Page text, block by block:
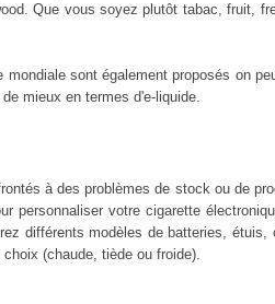
Que vous soyez plutôt tabac, fruit,
mondiale sont également proposés on
mieux en termes d'e-liquide.
à des problèmes de stock ou de
personnaliser votre cigarette
différents modèles de batteries,
(chaude, tiède ou froide).